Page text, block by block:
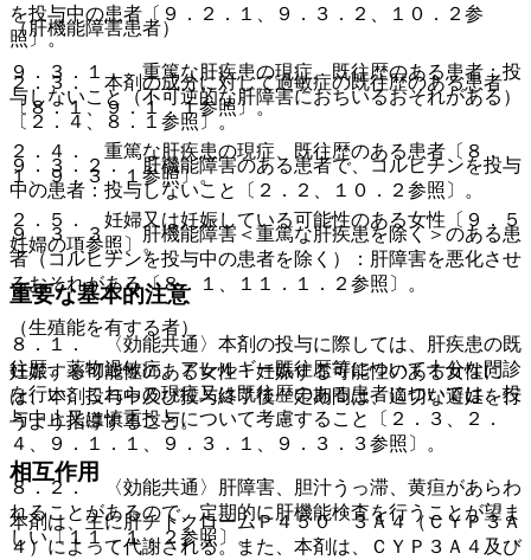
（肝機能障害患者）
９．３．１． 重篤な肝疾患の現症、既往歴のある患者：投
与しないこと（不可逆的な肝障害におちいるおそれがある）
〔２．４、８．１参照〕。
９．３．２． 肝機能障害のある患者で、コルヒチンを投与
中の患者：投与しないこと〔２．２、１０．２参照〕。
９．３．３． 肝機能障害＜重篤な肝疾患を除く＞のある患
者（コルヒチンを投与中の患者を除く）：肝障害を悪化させ
るおそれがある〔８．１、１１．１．２参照〕。
（生殖能を有する者）
妊娠する可能性のある女性：妊娠する可能性のある女性に
は、本剤投与中及び投与終了後一定期間は、適切な避妊を行
うよう指導すること。
相互作用
本剤は、主に肝チトクロームＰ４５０ ３Ａ４（ＣＹＰ３Ａ
４）によって代謝される。また、本剤は、ＣＹＰ３Ａ４及び
を投与中の患者〔９．２．１、９．３．２、１０．２参
照〕。
２．３． 本剤の成分に対して過敏症の既往歴のある患者
〔８．１、９．１．１参照〕。
２．４． 重篤な肝疾患の現症、既往歴のある患者〔８．
１、９．３．１参照〕。
２．５． 妊婦又は妊娠している可能性のある女性〔９．５
妊婦の項参照〕。
重要な基本的注意
８．１． 〈効能共通〉本剤の投与に際しては、肝疾患の既
往歴、薬物過敏症、アレルギー既往歴等について十分な問診
を行い、これらの現症又は既往歴のある患者については、投
与中止又は慎重投与について考慮すること〔２．３、２．
４、９．１．１、９．３．１、９．３．３参照〕。
８．２． 〈効能共通〉肝障害、胆汁うっ滞、黄疸があらわ
れることがあるので、定期的に肝機能検査を行うことが望ま
しい〔１１．１．２参照〕。